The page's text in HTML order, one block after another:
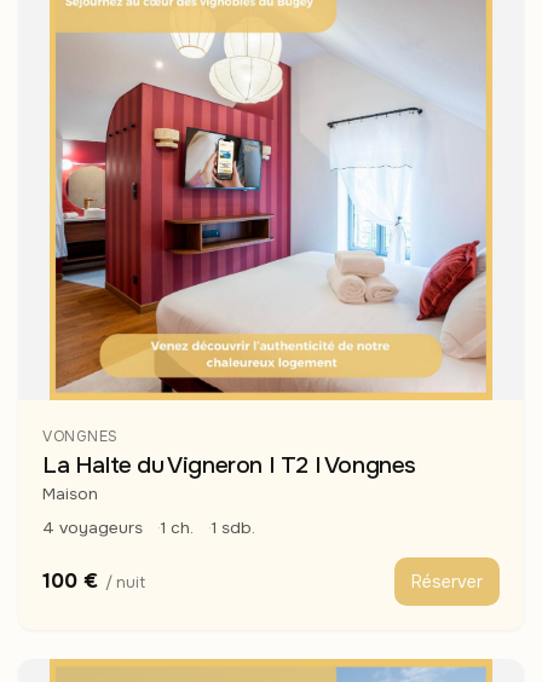
VONGNES
La Halte du Vigneron I T2 I Vongnes
Maison
4 voyageurs
1 ch. 1 sdb.
100 € / nuit Réserver